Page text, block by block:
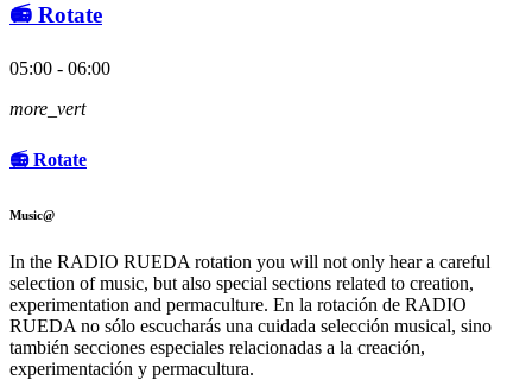
📻 Rotate
05:00 - 06:00
more_vert
📻 Rotate
Music@
In the RADIO RUEDA rotation you will not only hear a careful
selection of music, but also special sections related to creation,
experimentation and permaculture. En la rotación de RADIO
RUEDA no sólo escucharás una cuidada selección musical, sino
también secciones especiales relacionadas a la creación,
experimentación y permacultura.